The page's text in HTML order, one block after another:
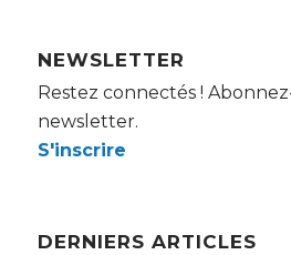
NEWSLETTER
Restez connectés !
newsletter.
S'inscrire
DERNIERS ARTICLES